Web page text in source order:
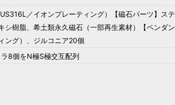
／イオンプレーティング）【磁石パーツ】ステ
樹脂、希土類永久磁石（一部再生素材）【ペンダン
ング）、ジルコニア20個
8個をN極S極交互配列